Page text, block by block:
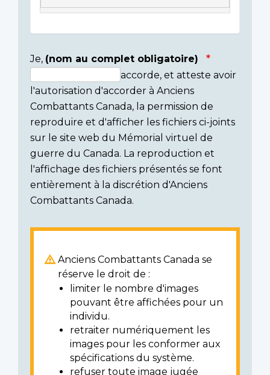
Consent
section
Je, (nom au complet obligatoire)
accorde, et atteste avoir
l'autorisation d'accorder à Anciens
Combattants Canada, la permission de
reproduire et d'afficher les fichiers ci-joints
sur le site web du Mémorial virtuel de
guerre du Canada. La reproduction et
l'affichage des fichiers présentés se font
entièrement à la discrétion d'Anciens
Combattants Canada.
Anciens Combattants Canada se
réserve le droit de :
limiter le nombre d'images
pouvant être affichées pour un
individu.
retraiter numériquement les
images pour les conformer aux
spécifications du système.
refuser toute image jugée